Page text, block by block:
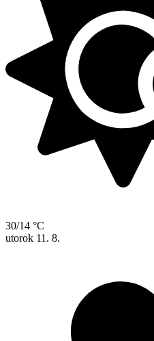
30/14 °C
utorok 11. 8.